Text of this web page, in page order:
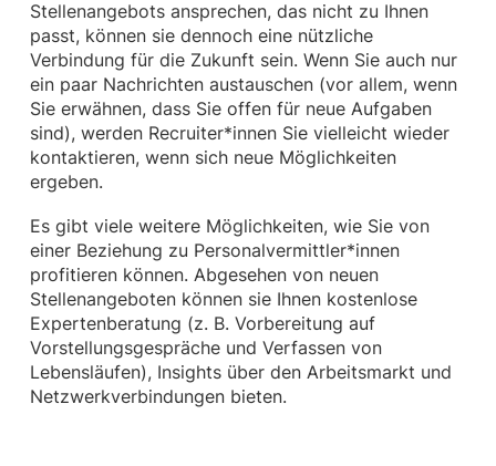
Stellenangebots ansprechen, das nicht zu Ihnen
passt, können sie dennoch eine nützliche
Verbindung für die Zukunft sein. Wenn Sie auch nur
ein paar Nachrichten austauschen (vor allem, wenn
Sie erwähnen, dass Sie offen für neue Aufgaben
sind), werden Recruiter*innen Sie vielleicht wieder
kontaktieren, wenn sich neue Möglichkeiten
ergeben.
Es gibt viele weitere Möglichkeiten, wie Sie von
einer Beziehung zu Personalvermittler*innen
profitieren können. Abgesehen von neuen
Stellenangeboten können sie Ihnen kostenlose
Expertenberatung (z. B. Vorbereitung auf
Vorstellungsgespräche und Verfassen von
Lebensläufen), Insights über den Arbeitsmarkt und
Netzwerkverbindungen bieten.